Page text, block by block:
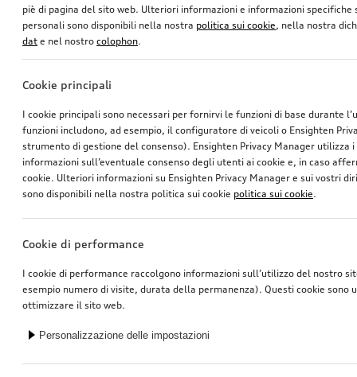
piè di pagina del sito web. Ulteriori informazioni e informazioni specifiche
personali sono disponibili nella nostra politica sui cookie, nella nostra
dat e nel nostro colophon.
Cookie principali
I cookie principali sono necessari per fornirvi le funzioni di base durante
funzioni includono, ad esempio, il configuratore di veicoli o Ensighten
strumento di gestione del consenso). Ensighten Privacy Manager utilizza
informazioni sull’eventuale consenso degli utenti ai cookie e, in caso
cookie. Ulteriori informazioni su Ensighten Privacy Manager e sui vostri
sono disponibili nella nostra politica sui cookie politica sui cookie.
Cookie di performance
I cookie di performance raccolgono informazioni sull’utilizzo del nostro
esempio numero di visite, durata della permanenza). Questi cookie sono
ottimizzare il sito web.
Personalizzazione delle impostazioni